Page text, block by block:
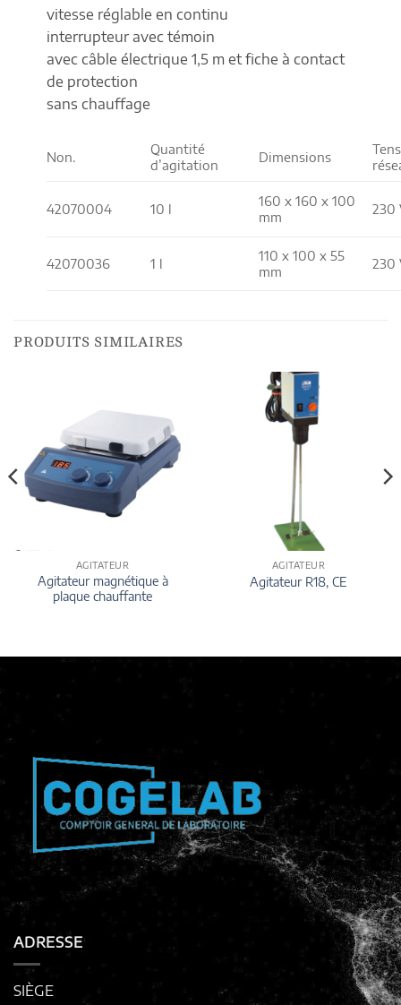
vitesse réglable en continu
interrupteur avec témoin
avec câble électrique 1,5 m et fiche à contact
de protection
sans chauffage
Non.
Quantité
d’agitation
Dimensions
42070004 10 l
160 x 160 x 100
mm
230
42070036 1 l
110 x 100 x 55
mm
230
PRODUITS SIMILAIRES
AGITATEUR
Agitateur magnétique à
plaque chauffante
AGITATEUR
Agitateur R18, CE
ADRESSE
SIÈGE